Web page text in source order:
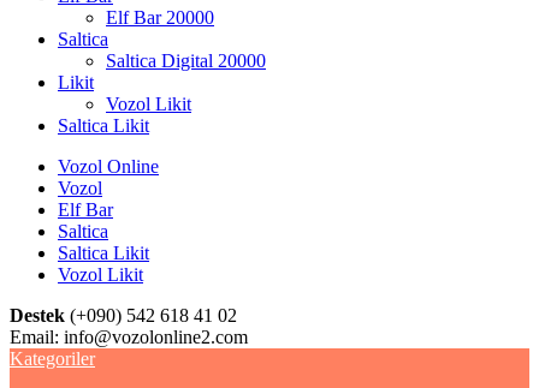
Elf Bar 20000
Saltica
Saltica Digital 20000
Likit
Vozol Likit
Saltica Likit
Vozol Online
Vozol
Elf Bar
Saltica
Saltica Likit
Vozol Likit
Destek (+090) 542 618 41 02
Email: info@vozolonline2.com
Kategoriler